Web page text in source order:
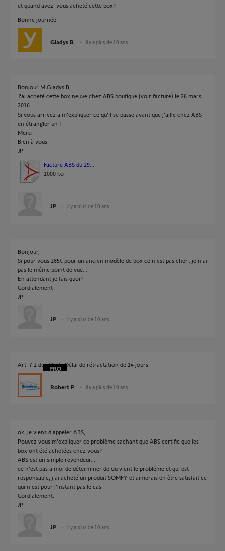
et quand avez-vous acheté cette box?
Bonne journée.
Gladys B. il y a plus de 10 ans
Bonjour M Gladys B,
J'ai acheté cette box neuve chez ABS boutique (voir facture) le 26 mars
2016.
Si vous arrivez a m'expliquer ce qu'il se passe avant que j'aille chez ABS
en étrangler un !
Merci
Bien à vous.
JP
Facture ABS du 29...
1000 ko
JP il y a plus de 10 ans
Bonjour,
Si pour vous 285€ pour un ancien modèle de box ce n'est pas cher...je n'ai
pas le même point de vue...
En attendant je fais quoi?
Cordialement
JP
JP il y a plus de 10 ans
Art. 7.2 des CGV : Délai de rétractation de 14 jours.
Robert P. il y a plus de 10 ans
ok, je viens d'appeler ABS,
Pouvez vous m'expliquer ce problème sachant que ABS certifie que les
box ont été achetées chez vous?
ABS est un simple revendeur....
ce n'est pas a moi de déterminer de ou vient le problème et qui est
responsable, j'ai acheté un produit SOMFY et aimerais en être satisfait ce
qui n'est pour l'instant pas le cas.
Cordialement.
JP
JP il y a plus de 10 ans